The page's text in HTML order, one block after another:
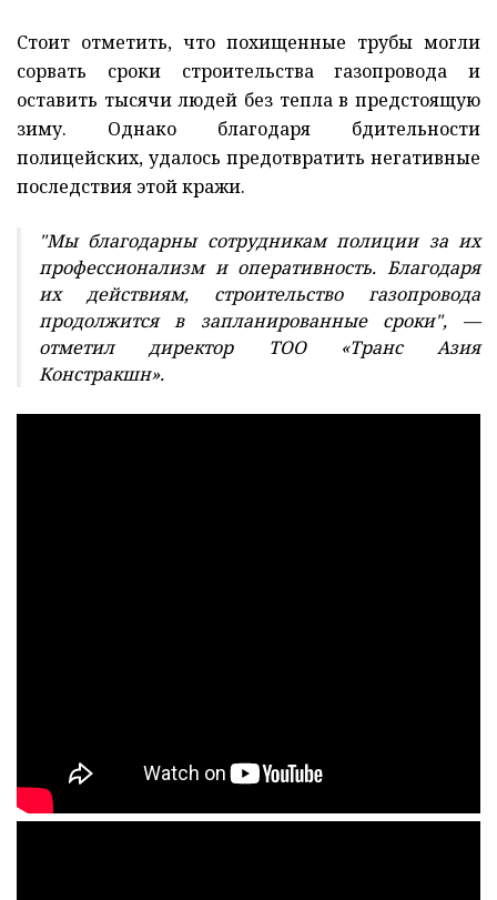
Стоит отметить, что похищенные трубы могли
сорвать сроки строительства газопровода и
оставить тысячи людей без тепла в предстоящую
зиму. Однако благодаря бдительности
полицейских, удалось предотвратить негативные
последствия этой кражи.
"Мы благодарны сотрудникам полиции за их
профессионализм и оперативность. Благодаря
их действиям, строительство газопровода
продолжится в запланированные сроки", —
отметил директор ТОО «Транс Азия
Констракшн».